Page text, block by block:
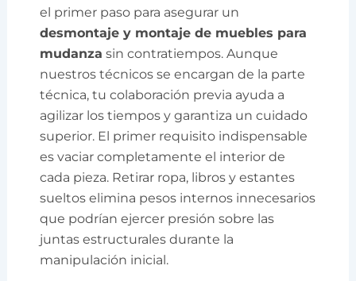
el primer paso para asegurar un
desmontaje y montaje de muebles para
mudanza sin contratiempos. Aunque
nuestros técnicos se encargan de la parte
técnica, tu colaboración previa ayuda a
agilizar los tiempos y garantiza un cuidado
superior. El primer requisito indispensable
es vaciar completamente el interior de
cada pieza. Retirar ropa, libros y estantes
sueltos elimina pesos internos innecesarios
que podrían ejercer presión sobre las
juntas estructurales durante la
manipulación inicial.